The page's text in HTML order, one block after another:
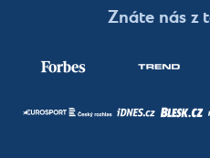
Znáte nás z